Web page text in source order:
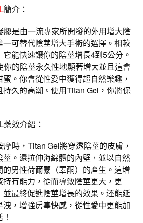
簡介：
膠是由一流專家所開發的外用增大陰
一可替代陰莖增大手術的選擇。相較
能快速讓你的陰莖增長4到5公分。
你的陰莖永久性地顯著增大並且這會
。你會從性愛中獲得超自然樂趣，
持久的高潮。使用Titan Gel，你將保
效介紹：
摩時，Titan Gel將穿透陰莖的皮膚，
莖。還拉伸海綿體的內壁，並以自然
的男性荷爾蒙（睪酮）的產生。這增
有能力，從而導致陰莖更大，更
並最終促進陰莖增長的效果。还能延
，增強房事快感，從性愛中更能加